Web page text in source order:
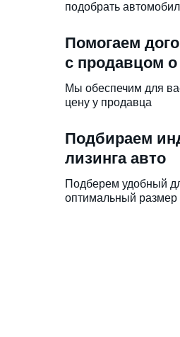
Подбираем
лизинга авто
Подберем удобный
оптимальный размер
Помогаем
с продавцом о
Мы обеспечим для
цену у продавца
подобрать